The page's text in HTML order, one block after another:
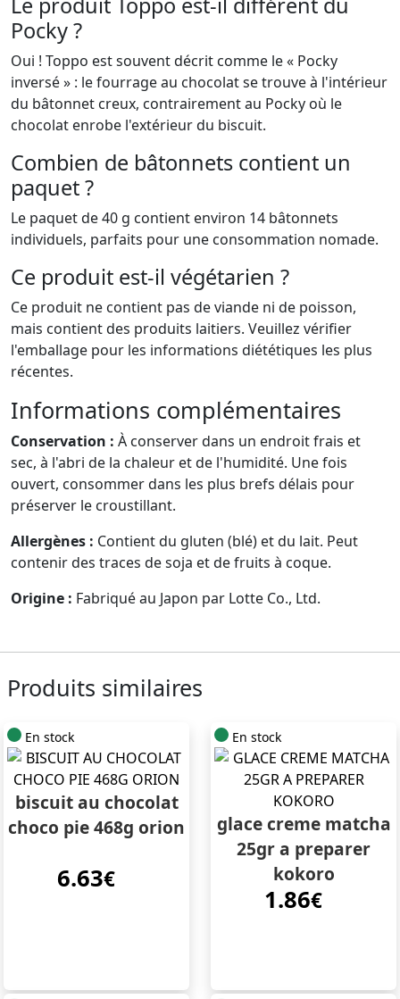
Le produit Toppo est-il différent du
Pocky ?
Oui ! Toppo est souvent décrit comme le « Pocky
inversé » : le fourrage au chocolat se trouve à l'intérieur
du bâtonnet creux, contrairement au Pocky où le
chocolat enrobe l'extérieur du biscuit.
Combien de bâtonnets contient un
paquet ?
Le paquet de 40 g contient environ 14 bâtonnets
individuels, parfaits pour une consommation nomade.
Ce produit est-il végétarien ?
Ce produit ne contient pas de viande ni de poisson,
mais contient des produits laitiers. Veuillez vérifier
l'emballage pour les informations diététiques les plus
récentes.
Informations complémentaires
Conservation : À conserver dans un endroit frais et
sec, à l'abri de la chaleur et de l'humidité. Une fois
ouvert, consommer dans les plus brefs délais pour
préserver le croustillant.
Allergènes : Contient du gluten (blé) et du lait. Peut
contenir des traces de soja et de fruits à coque.
Origine : Fabriqué au Japon par Lotte Co., Ltd.
Produits similaires
En stock
biscuit au chocolat
choco pie 468g orion
6.63€
En stock
glace creme matcha
25gr a preparer
kokoro
1.86€